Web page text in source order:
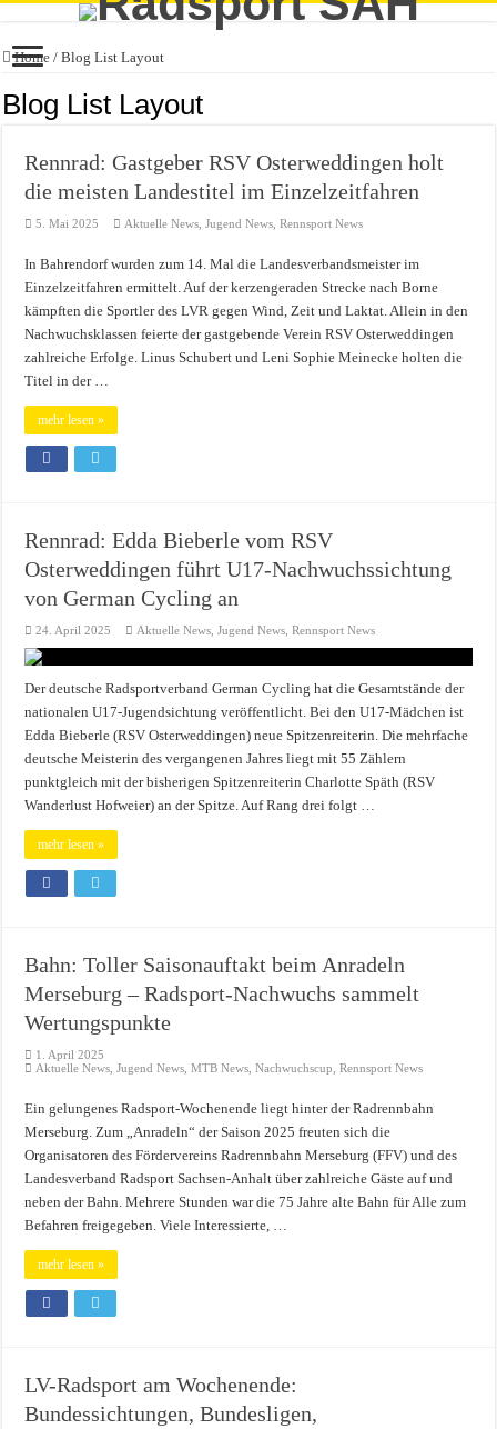
Home / Blog List Layout
Blog List Layout
Rennrad: Gastgeber RSV Osterweddingen holt
die meisten Landestitel im Einzelzeitfahren
5. Mai 2025 Aktuelle News ,Jugend News ,Rennsport News
In Bahrendorf wurden zum 14. Mal die Landesverbandsmeister im
Einzelzeitfahren ermittelt. Auf der kerzengeraden Strecke nach Borne
kämpften die Sportler des LVR gegen Wind, Zeit und Laktat. Allein in den
Nachwuchsklassen feierte der gastgebende Verein RSV Osterweddingen
zahlreiche Erfolge. Linus Schubert und Leni Sophie Meinecke holten die
Titel in der …
mehr lesen »
Rennrad: Edda Bieberle vom RSV
Osterweddingen führt U17-Nachwuchssichtung
von German Cycling an
24. April 2025 Aktuelle News ,Jugend News ,Rennsport News
Der deutsche Radsportverband German Cycling hat die Gesamtstände der
nationalen U17-Jugendsichtung veröffentlicht. Bei den U17-Mädchen ist
Edda Bieberle (RSV Osterweddingen) neue Spitzenreiterin. Die mehrfache
deutsche Meisterin des vergangenen Jahres liegt mit 55 Zählern
punktgleich mit der bisherigen Spitzenreiterin Charlotte Späth (RSV
Wanderlust Hofweier) an der Spitze. Auf Rang drei folgt …
mehr lesen »
Bahn: Toller Saisonauftakt beim Anradeln
Merseburg – Radsport-Nachwuchs sammelt
Wertungspunkte
1. April 2025
Aktuelle News ,Jugend News ,MTB News ,Nachwuchscup ,Rennsport News
Ein gelungenes Radsport-Wochenende liegt hinter der Radrennbahn
Merseburg. Zum „Anradeln“ der Saison 2025 freuten sich die
Organisatoren des Fördervereins Radrennbahn Merseburg (FFV) und des
Landesverband Radsport Sachsen-Anhalt über zahlreiche Gäste auf und
neben der Bahn. Mehrere Stunden war die 75 Jahre alte Bahn für Alle zum
Befahren freigegeben. Viele Interessierte, …
mehr lesen »
LV-Radsport am Wochenende:
Bundessichtungen, Bundesligen,